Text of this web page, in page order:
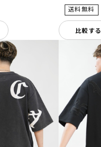
比較する